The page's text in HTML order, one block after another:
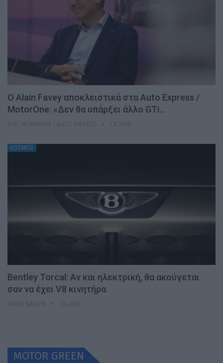
Ο Alain Favey αποκλειστικά στα Auto Express /
MotorOne: «Δεν θα υπάρξει άλλο GTi…
ΚΟΣΜΟΣ
Bentley Torcal: Αν και ηλεκτρική, θα ακούγεται
σαν να έχει V8 κινητήρα
MOTOR GREEN